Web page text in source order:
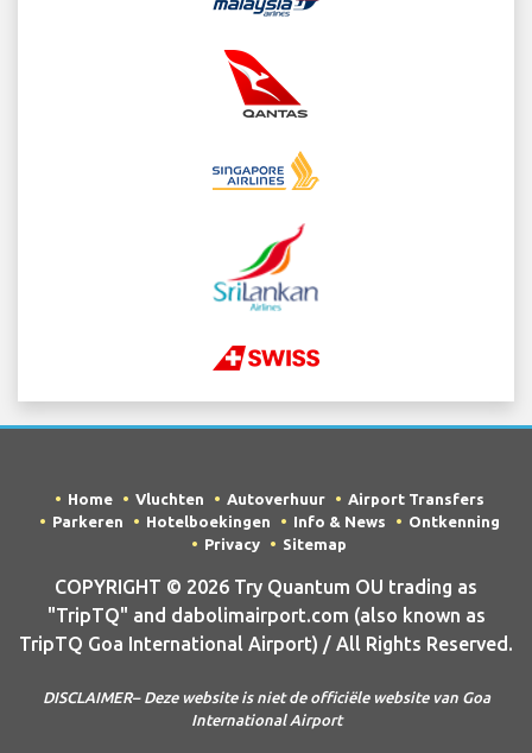
Home Vluchten Autoverhuur
Airport Transfers
Parkeren
Hotelboekingen Info & News
Ontkenning
Privacy
Sitemap
COPYRIGHT © 2026 Try Quantum OU trading as
"TripTQ" and dabolimairport.com (also known as
TripTQ Goa International Airport) / All Rights Reserved.
DISCLAIMER– Deze website is niet de officiële website van Goa
International Airport